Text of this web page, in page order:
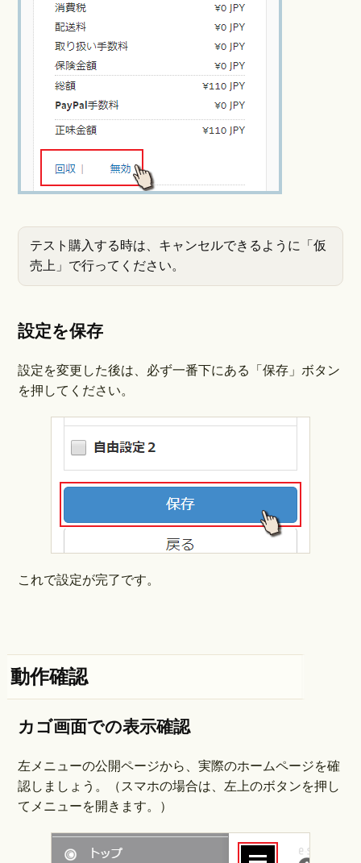
テスト購入する時は、キャンセルできるように「仮
売上」で行ってください。
設定を保存
設定を変更した後は、必ず一番下にある「保存」ボタン
を押してください。
これで設定が完了です。
動作確認
カゴ画面での表示確認
左メニューの公開ページから、実際のホームページを確
認しましょう。（スマホの場合は、左上のボタンを押し
てメニューを開きます。）